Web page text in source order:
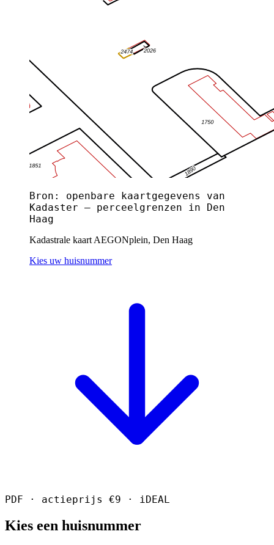
Bron: openbare kaartgegevens van
Kadaster — perceelgrenzen in Den
Haag
Kadastrale kaart AEGONplein, Den Haag
Kies uw huisnummer
PDF · actieprijs €9 · iDEAL
Kies een huisnummer